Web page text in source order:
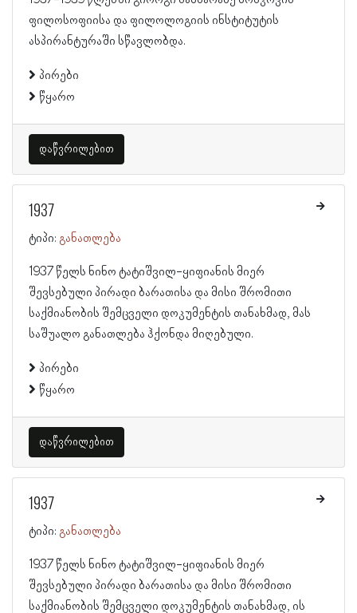
ფილოსოფიისა და ფილოლოგიის ინსტიტუტის
ასპირანტურაში სწავლობდა.
პირები
წყარო
დაწვრილებით
1937
ტიპი: განათლება
1937 წელს ნინო ტატიშვილ-ყიფიანის მიერ
შევსებული პირადი ბარათისა და მისი შრომითი
საქმიანობის შემცველი დოკუმენტის თანახმად, მას
საშუალო განათლება ჰქონდა მიღებული.
პირები
წყარო
დაწვრილებით
1937
ტიპი: განათლება
1937 წელს ნინო ტატიშვილ-ყიფიანის მიერ
შევსებული პირადი ბარათისა და მისი შრომითი
საქმიანობის შემცველი დოკუმენტის თანახმად, ის